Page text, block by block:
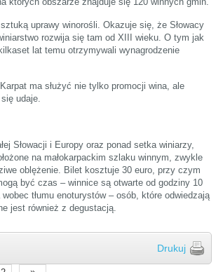
uprawy winorośli. Okazuje się, że Słowacy
rozwija się tam od XIII wieku. O tym jak
lat temu otrzymywali wynagrodzenie
ma służyć nie tylko promocji wina, ale
udaje.
Słowacji i Europy oraz ponad setka winiarzy,
na małokarpackim szlaku winnym, zwykle
oblężenie. Bilet kosztuje 30 euro, przy czym
być czas – winnice są otwarte od godziny 10
tłumu enoturystów – osób, które odwiedzają
jest również z degustacją.
Drukuj